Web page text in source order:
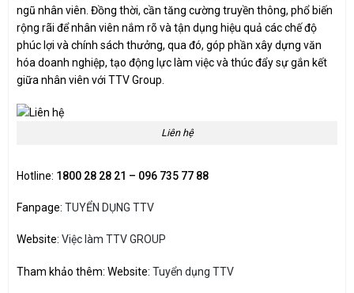
ngũ nhân viên. Đồng thời, cần tăng cường truyền thông, phổ biến
rộng rãi để nhân viên nắm rõ và tận dụng hiệu quả các chế độ
phúc lợi và chính sách thưởng, qua đó, góp phần xây dựng văn
hóa doanh nghiệp, tạo động lực làm việc và thúc đẩy sự gắn kết
giữa nhân viên với TTV Group.
Liên hệ
Hotline: 1800 28 28 21 – 096 735 77 88
Fanpage: TUYỂN DỤNG TTV
Website: Việc làm TTV GROUP
Tham khảo thêm: Website: Tuyển dụng TTV